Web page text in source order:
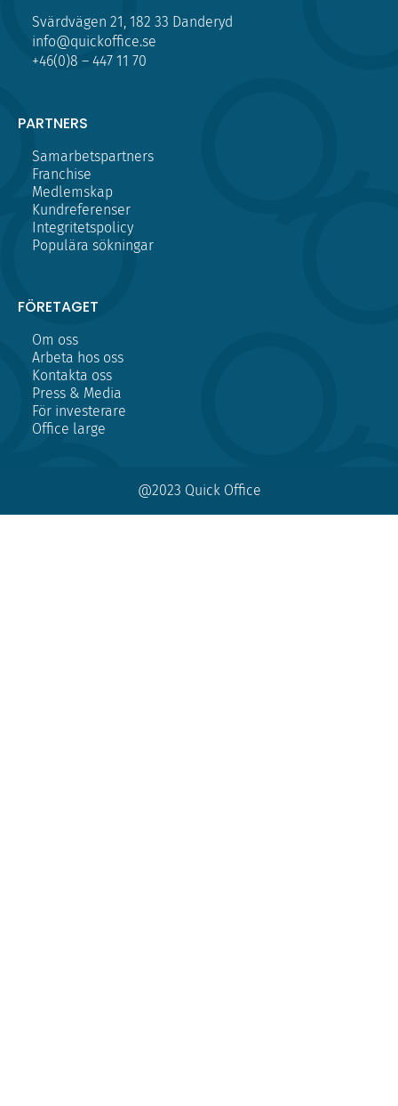
Svärdvägen 21, 182 33 Danderyd
info@quickoffice.se
+46(0)8 – 447 11 70
PARTNERS
Samarbetspartners
Franchise
Medlemskap
Kundreferenser
Integritetspolicy
Populära sökningar
FÖRETAGET
Om oss
Arbeta hos oss
Kontakta oss
Press & Media
För investerare
Office large
@2023 Quick Office